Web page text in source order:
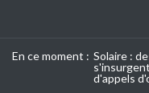
En ce moment : Solaire :
d'appels